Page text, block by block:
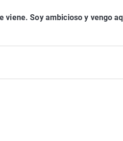
viene. Soy ambicioso y vengo